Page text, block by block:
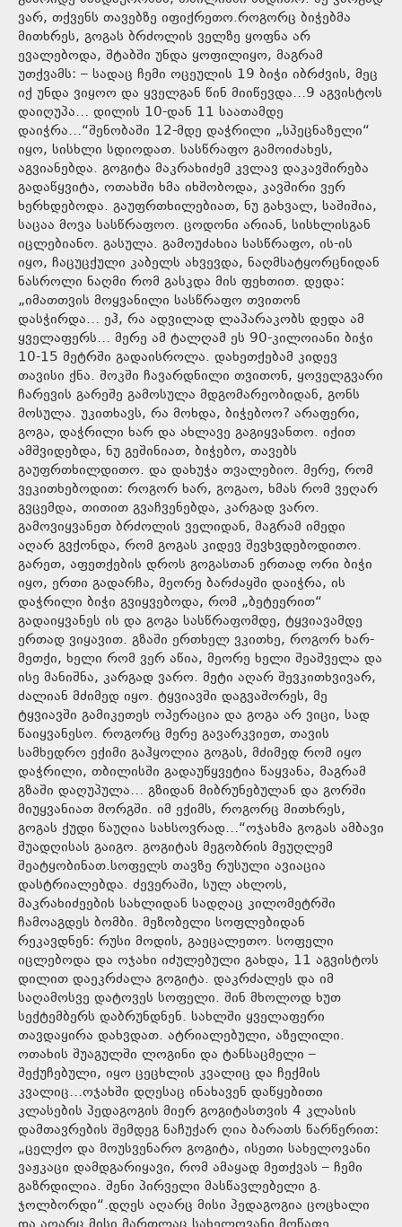
ვარ, თქვენს თავებზე იფიქრეთო.როგორც ბიჭებმა
მითხრეს, გოგას ბრძოლის ველზე ყოფნა არ
ევალებოდა, შტაბში უნდა ყოფილიყო, მაგრამ
უთქვამს: – სადაც ჩემი ოცეულის 19 ბიჭი იბრძვის, მეც
იქ უნდა ვიყოო და ყველგან წინ მიიწევდა…9 აგვისტოს
დაიღუპა… დილის 10-დან 11 საათამდე
დაიჭრა…“შენობაში 12-მდე დაჭრილი „სპეცნაზელი“
იყო, სისხლი სდიოდათ. სასწრაფო გამოიძახეს,
აგვიანებდა. გოგიტა მაკრახიძემ კვლავ დაკავშირება
გადაწყვიტა, ოთახში ხმა იხშობოდა, კავშირი ვერ
ხერხდებოდა. გაუფრთხილებიათ, ნუ გახვალ, საშიშია,
საცაა მოვა სასწრაფოო. ცოდონი არიან, სისხლისგან
იცლებიანო. გასულა. გამოუძახია სასწრაფო, ის-ის
იყო, ჩაცუცქული კაბელს ახვევდა, ნაღმსატყორცნიდან
ნასროლი ნაღმი რომ გასკდა მის ფეხთით. დედა:
„იმათთვის მოყვანილი სასწრაფო თვითონ
დასჭირდა… ეჰ, რა ადვილად ლაპარაკობს დედა ამ
ყველაფერს… მერე ამ ტალღამ ეს 90-კილოიანი ბიჭი
10-15 მეტრში გადაისროლა. დახეთქებამ კიდევ
თავისი ქნა. შოკში ჩავარდნილი თვითონ, ყოველგვარი
ჩარევის გარეშე გამოსულა მდგომარეობიდან, გონს
მოსულა. უკითხავს, რა მოხდა, ბიჭებოო? არაფერი,
გოგა, დაჭრილი ხარ და ახლავე გაგიყვანთო. იქით
ამშვიდებდა, ნუ გეშინიათ, ბიჭებო, თავებს
გაუფრთხილდითო. და დახუჭა თვალებიო. მერე, რომ
ვეკითხებოდით: როგორ ხარ, გოგაო, ხმას რომ ვეღარ
გვცემდა, თითით გვაჩვენებდა, კარგად ვარო.
გამოვიყვანეთ ბრძოლის ველიდან, მაგრამ იმედი
აღარ გვქონდა, რომ გოგას კიდევ შევხვდებოდითო.
გარეთ, აფეთქების დროს გოგასთან ერთად ორი ბიჭი
იყო, ერთი გადარჩა, მეორე ბარძაყში დაიჭრა, ის
დაჭრილი ბიჭი გვიყვებოდა, რომ „ბეტეერით“
გადაიყვანეს ის და გოგა სასწრაფომდე, ტყვიავამდე
ერთად ვიყავით. გზაში ერთხელ ვკითხე, როგორ ხარ-
მეთქი, ხელი რომ ვერ აწია, მეორე ხელი შეაშველა და
ისე მანიშნა, კარგად ვარო. მეტი აღარ შევკითხვივარ,
ძალიან მძიმედ იყო. ტყვიავში დაგვაშორეს, მე
ტყვიავში გამიკეთეს ოპერაცია და გოგა არ ვიცი, სად
წაიყვანესო. როგორც მერე გავარკვიეთ, თავის
სამხედრო ექიმი გაჰყოლია გოგას, მძიმედ რომ იყო
დაჭრილი, თბილისში გადაუწყვეტია წაყვანა, მაგრამ
გზაში დაღუპულა… გზიდან მიბრუნებულან და გორში
მიუყვანიათ მორგში. იმ ექიმს, როგორც მითხრეს,
გოგას ქუდი წაუღია სახსოვრად…“ოჯახმა გოგას ამბავი
შუადღისას გაიგო. გოგიტას მეგობრის მეუღლემ
შეატყობინათ.სოფელს თავზე რუსული ავიაცია
დასტრიალებდა. ძევერაში, სულ ახლოს,
მაკრახიძეების სახლიდან სადღაც კილომეტრში
ჩამოაგდეს ბომბი. მეზობელი სოფლებიდან
რეკავდნენ: რუსი მოდის, გაეცალეთო. სოფელი
იცლებოდა და ოჯახი იძულებული გახდა, 11 აგვისტოს
დილით დაეკრძალა გოგიტა. დაკრძალეს და იმ
საღამოსვე დატოვეს სოფელი. შინ მხოლოდ ხუთ
სექტემბერს დაბრუნდნენ. სახლში ყველაფერი
თავდაყირა დახვდათ. ატრიალებული, აზელილი.
ოთახის შუაგულში ლოგინი და ტანსაცმელი –
შექუჩებული, იყო ცეცხლის კვალიც და ჩექმის
კვალიც…ოჯახში დღესაც ინახავენ დაწყებითი
კლასების პედაგოგის მიერ გოგიტასთვის 4 კლასის
დამთავრების შემდეგ ნაჩუქარ ღია ბარათს წარწერით:
„ცელქო და მოუსვენარო გოგიტა, ისეთი სახელოვანი
ვაჟკაცი დამდგარიყავი, რომ ამაყად მეთქვას – ჩემი
გაზრდილია. შენი პირველი მასწავლებელი გ.
ჯოლბორდი“.დღეს აღარც მისი პედაგოგია ცოცხალი